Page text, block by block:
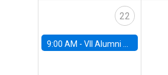
22
9:00 AM - VII Alumni Workshop